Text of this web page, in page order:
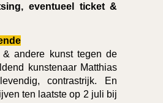
eventueel ticket &
andere kunst tegen de
kunstenaar Matthias
contrastrijk. En
ten laatste op 2 juli bij